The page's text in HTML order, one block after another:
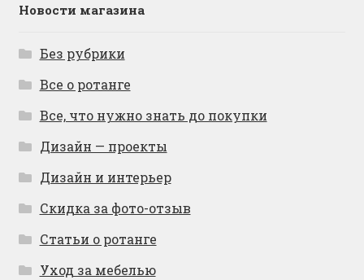
Новости магазина
Без рубрики
Все о ротанге
Все, что нужно знать до покупки
Дизайн — проекты
Дизайн и интерьер
Скидка за фото-отзыв
Статьи о ротанге
Уход за мебелью